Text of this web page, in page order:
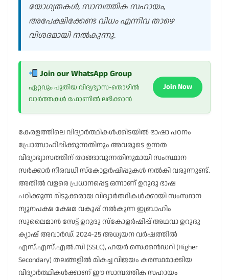
യോഗ്യതകൾ, സാമ്പത്തിക സഹായം,
അപേക്ഷിക്കേണ്ട വിധം എന്നിവ താഴെ
വിശദമായി നൽകുന്നു.
Join our WhatsApp Group
ഏറ്റവും പുതിയ വിദ്യഭ്യാസ-തൊഴിൽ
വാർത്തകൾ ഫോണിൽ ലഭിക്കാൻ
Join Now
കേരളത്തിലെ വിദ്യാർത്ഥികൾക്കിടയിൽ ഭാഷാ പഠനം
പ്രോത്സാഹിപ്പിക്കുന്നതിനും അവരുടെ ഉന്നത
വിദ്യാഭ്യാസത്തിന് താങ്ങാവുന്നതിനുമായി സംസ്ഥാന
സർക്കാർ നിരവധി സ്കോളർഷിപ്പുകൾ നൽകി വരുന്നുണ്ട്.
അതിൽ വളരെ പ്രധാനപ്പെട്ട ഒന്നാണ് ഉറുദു ഭാഷ
പഠിക്കുന്ന മിടുക്കരായ വിദ്യാർത്ഥികൾക്കായി സംസ്ഥാന
ന്യൂനപക്ഷ ക്ഷേമ വകുപ്പ് നൽകുന്ന ഇബ്രാഹിം
സുലൈമാൻ സേട്ട് ഉറുദു സ്കോളർഷിപ്പ് അഥവാ ഉറുദു
ക്യാഷ് അവാർഡ്. 2024-25 അധ്യയന വർഷത്തിൽ
എസ്.എസ്.എൽ.സി (SSLC), ഹയർ സെക്കൻഡറി (Higher
Secondary) തലങ്ങളിൽ മികച്ച വിജയം കരസ്ഥമാക്കിയ
വിദ്യാർത്ഥികൾക്കാണ് ഈ സാമ്പത്തിക സഹായം